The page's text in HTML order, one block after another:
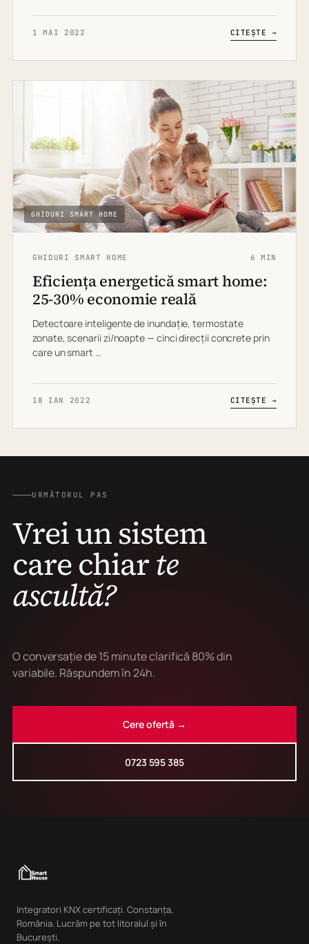
1 MAI 2022 CITEȘTE →
GHIDURI SMART HOME
GHIDURI SMART HOME 6 MIN
Eficiența energetică smart home:
25-30% economie reală
Detectoare inteligente de inundație, termostate
zonate, scenarii zi/noapte — cinci direcții concrete prin
care un smart …
18 IAN 2022 CITEȘTE →
URMĂTORUL PAS
Vrei un sistem
care chiarte
ascultă?
O conversație de 15 minute clarifică 80% din
variabile. Răspundem în 24h.
Cere ofertă →
0723 595 385
Integratori KNX certificați. Constanța,
România. Lucrăm pe tot litoralul și în
București.